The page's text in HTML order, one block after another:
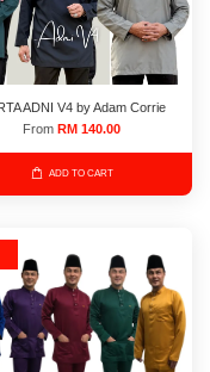
ADNI V4 by Adam Corrie
FromRM 140.00
ADD TO CART